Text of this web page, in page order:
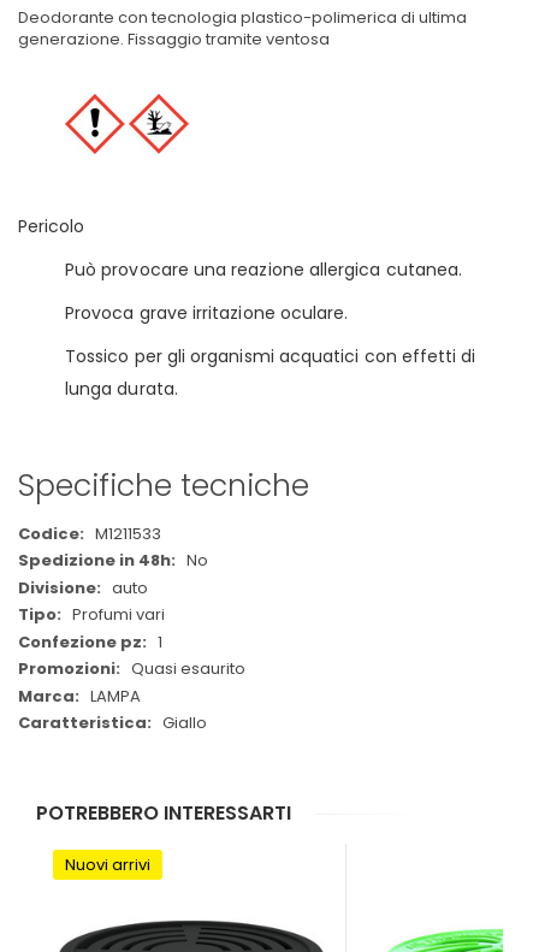
Deodorante con tecnologia plastico-polimerica di ultima
generazione. Fissaggio tramite ventosa
Pericolo
Può provocare una reazione allergica cutanea.
Provoca grave irritazione oculare.
Tossico per gli organismi acquatici con effetti di
lunga durata.
Specifiche tecniche
Maggiori
Informazioni
M1211533
No
auto
Profumi vari
1
Quasi esaurito
LAMPA
Giallo
POTREBBERO INTERESSARTI
Nuovi arrivi